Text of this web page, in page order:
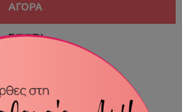
ΑΓΟΡΆ
ΣΎΓΚΡΙΣΗ
ΔΙΑΘΈΣΙΜΟ